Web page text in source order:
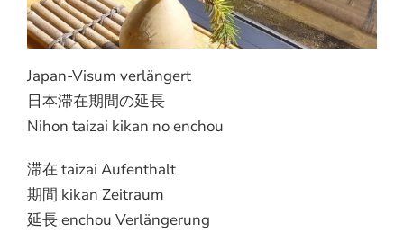
Japan-Visum verlängert
日本滞在期間の延長
Nihon taizai kikan no enchou
滞在 taizai Aufenthalt
期間 kikan Zeitraum
延長 enchou Verlängerung